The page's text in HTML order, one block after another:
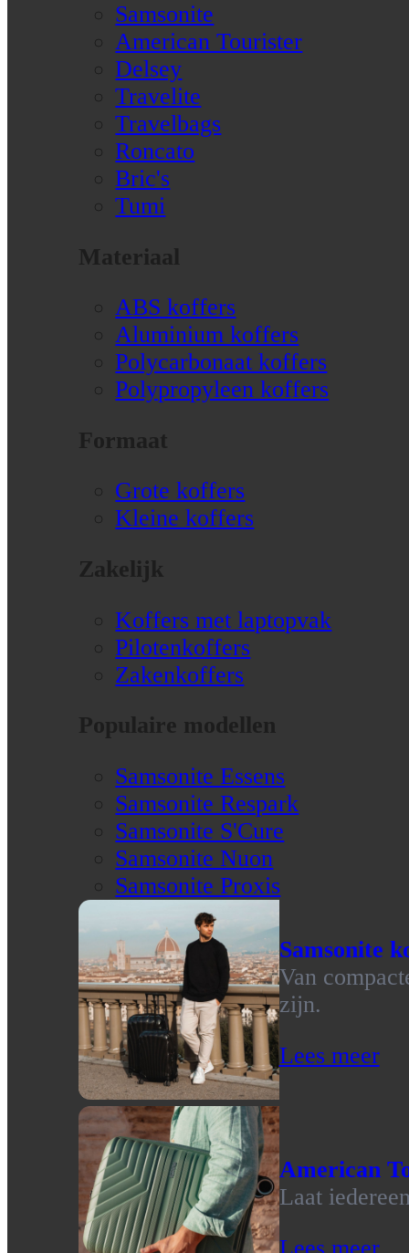
Samsonite
American Tourister
Delsey
Travelite
Travelbags
Roncato
Bric's
Tumi
Materiaal
ABS koffers
Aluminium koffers
Polycarbonaat koffers
Polypropyleen koffers
Formaat
Grote koffers
Kleine koffers
Zakelijk
Koffers met laptopvak
Pilotenkoffers
Zakenkoffers
Populaire modellen
Samsonite Essens
Samsonite Respark
Samsonite S'Cure
Samsonite Nuon
Samsonite Proxis
Samsonite
Van
zijn.
Lees meer
American
Laat